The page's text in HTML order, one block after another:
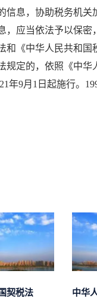
信息，协助税务
，应当依法予以
和《中华人民共
定的，依照《中华
月1日起施行。
契税法